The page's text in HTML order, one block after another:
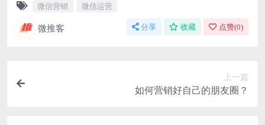
微信营销 微信运营
微推客 分享 收藏 点赞(0)
上一篇
如何营销好自己的朋友圈？